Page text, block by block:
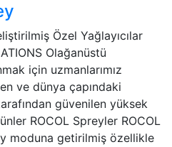
Özel Yağlayıcılar
Olağanüstü
için uzmanlarımız
ve dünya çapındaki
güvenilen yüksek
ROCOL Spreyler ROCOL
moduna getirilmiş özellikle